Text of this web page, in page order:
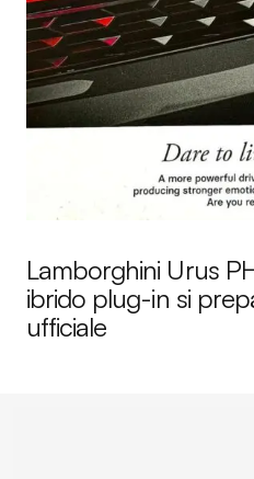
Lamborghini Urus
ibrido plug-in si
ufficiale